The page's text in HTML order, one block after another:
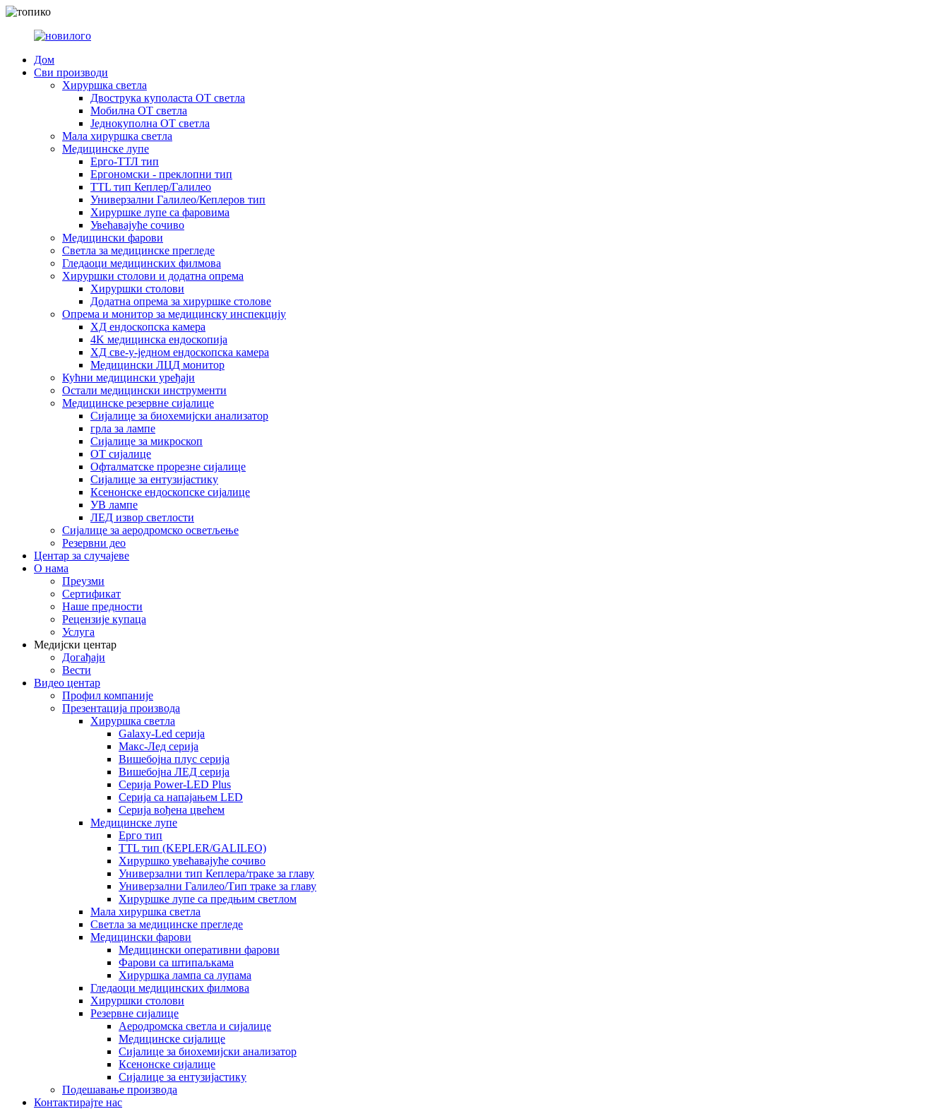
Дом
Сви производи
Хируршка светла
Двострука куполаста OT светла
Мобилна OT светла
Једнокуполна OT светла
Мала хируршка светла
Медицинске лупе
Ерго-ТТЛ тип
Ергономски - преклопни тип
TTL тип Кеплер/Галилео
Универзални Галилео/Кеплеров тип
Хируршке лупе са фаровима
Увећавајуће сочиво
Медицински фарови
Светла за медицинске прегледе
Гледаоци медицинских филмова
Хируршки столови и додатна опрема
Хируршки столови
Додатна опрема за хируршке столове
Опрема и монитор за медицинску инспекцију
ХД ендоскопска камера
4K медицинска ендоскопија
ХД све-у-једном ендоскопска камера
Медицински ЛЦД монитор
Кућни медицински уређаји
Остали медицински инструменти
Медицинске резервне сијалице
Сијалице за биохемијски анализатор
грла за лампе
Сијалице за микроскоп
OT сијалице
Офталматске прорезне сијалице
Сијалице за ентузијастику
Ксенонске ендоскопске сијалице
УВ лампе
ЛЕД извор светлости
Сијалице за аеродромско осветљење
Резервни део
Центар за случајеве
О нама
Преузми
Сертификат
Наше предности
Рецензије купаца
Услуга
Медијски центар
Догађаји
Вести
Видео центар
Профил компаније
Презентација производа
Хируршка светла
Galaxy-Led серија
Макс-Лед серија
Вишебојна плус серија
Вишебојна ЛЕД серија
Серија Power-LED Plus
Серија са напајањем LED
Серија вођена цвећем
Медицинске лупе
Ерго тип
TTL тип (KEPLER/GALILEO)
Хируршко увећавајуће сочиво
Универзални тип Кеплера/траке за главу
Универзални Галилео/Тип траке за главу
Хируршке лупе са предњим светлом
Мала хируршка светла
Светла за медицинске прегледе
Медицински фарови
Медицински оперативни фарови
Фарови са штипаљкама
Хируршка лампа са лупама
Гледаоци медицинских филмова
Хируршки столови
Резервне сијалице
Аеродромска светла и сијалице
Медицинске сијалице
Сијалице за биохемијски анализатор
Ксенонске сијалице
Сијалице за ентузијастику
Подешавање производа
Контактирајте нас